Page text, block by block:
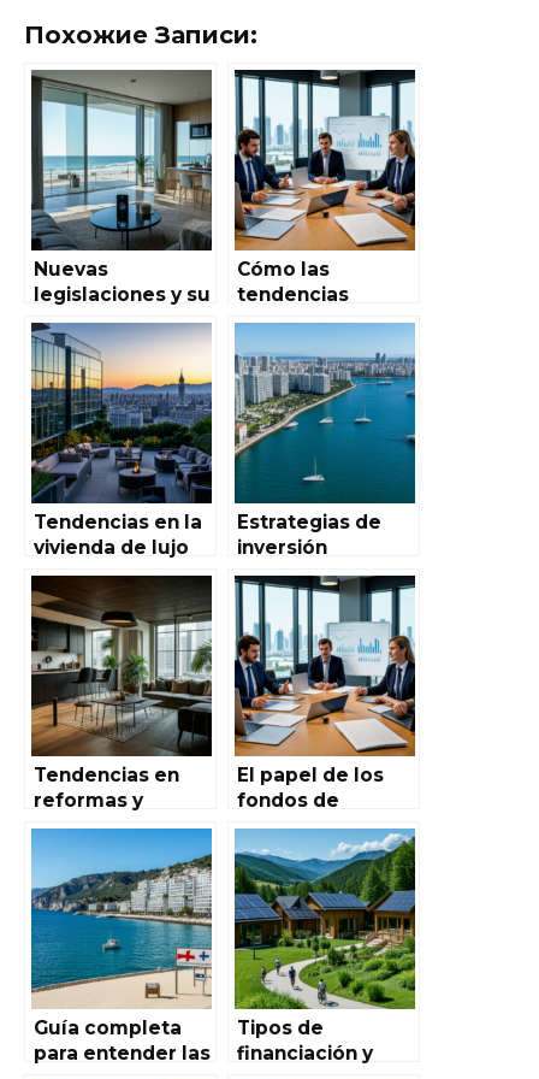
Похожие Записи:
Nuevas
legislaciones y su
impacto en las
inversiones
inmobiliarias en
España
Cómo las
tendencias
globales de
afectan el
mercado
inmobiliario en
España
Tendencias en la
vivienda de lujo
en las principales
ciudades
españolas: un
análisis completo
para entender el
mercado en
evolución
Estrategias de
inversión
inmobiliaria post-
pandemia en
España:
tendencias,
oportunidades y
recomendacione
s
Tendencias en
reformas y
renovaciones
para aumentar la
rentabilidad de
inmuebles en el
mercado
inmobiliario
español
El papel de los
fondos de
inversión en la
financiación del
mercado
inmobiliario
español
Guía completa
para entender las
Tipos de
financiación y